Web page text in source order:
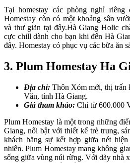
Tại homestay các phòng nghỉ
Homestay còn có một khoảng sân
và thư giãn tại đây.Hà Giang Holic
cực chill dành cho bạn khi đến Hà
đây. Homestay có phục vụ các bữa ăn
3. Plum Homestay Ha
Địa chỉ: Thôn Xóm mới, thị
Văn, tỉnh Hà Giang.
Giá tham khảo: Chỉ từ 600.000
Plum Homestay là một trong những
Giang, nổi bật với thiết kế trẻ trung,
khách bằng sự kết hợp giữa nét
nhiên. Plum Homestay mang không
sống giữa vùng núi rừng. Với dãy nhà